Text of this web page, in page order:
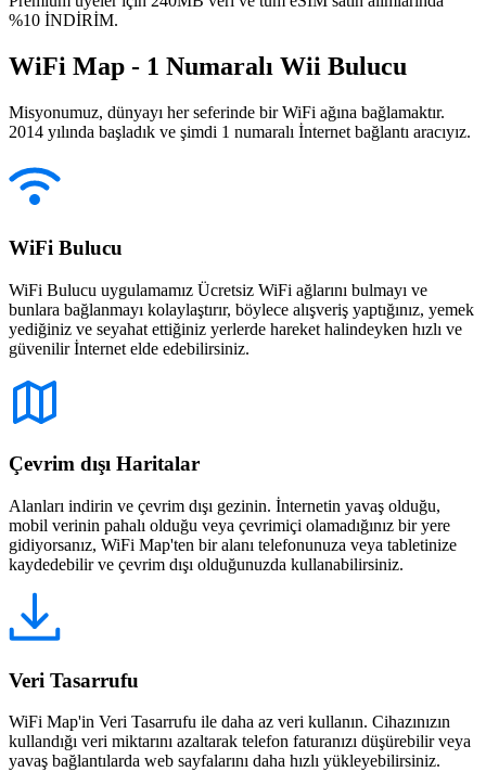
%10 İNDİRİM.
WiFi Map - 1 Numaralı Wii Bulucu
Misyonumuz, dünyayı her seferinde bir WiFi ağına bağlamaktır.
2014 yılında başladık ve şimdi 1 numaralı İnternet bağlantı aracıyız.
WiFi Bulucu
WiFi Bulucu uygulamamız Ücretsiz WiFi ağlarını bulmayı ve
bunlara bağlanmayı kolaylaştırır, böylece alışveriş yaptığınız, yemek
yediğiniz ve seyahat ettiğiniz yerlerde hareket halindeyken hızlı ve
güvenilir İnternet elde edebilirsiniz.
Çevrim dışı Haritalar
Alanları indirin ve çevrim dışı gezinin. İnternetin yavaş olduğu,
mobil verinin pahalı olduğu veya çevrimiçi olamadığınız bir yere
gidiyorsanız, WiFi Map'ten bir alanı telefonunuza veya tabletinize
kaydedebilir ve çevrim dışı olduğunuzda kullanabilirsiniz.
Veri Tasarrufu
WiFi Map'in Veri Tasarrufu ile daha az veri kullanın. Cihazınızın
kullandığı veri miktarını azaltarak telefon faturanızı düşürebilir veya
yavaş bağlantılarda web sayfalarını daha hızlı yükleyebilirsiniz.